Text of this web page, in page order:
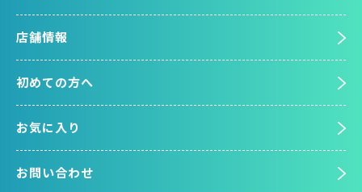
店舗情報
初めての方へ
お気に入り
お問い合わせ